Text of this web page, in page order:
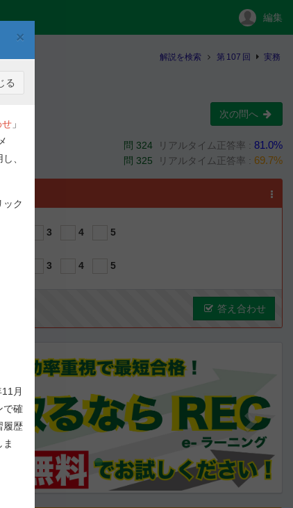
×
る
せ 」
、
ック
月
で確
履歴
編集
解説を検索 第 107 回 実務
次の問へ
問 324 リアルタイム正答率 : 81.0%
問 325 リアルタイム正答率 : 69.7%
3 4 5
3 4 5
答え合わせ